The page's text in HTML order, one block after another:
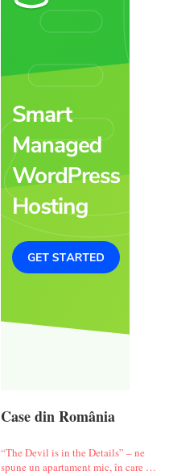
Case din România
“The Devil is in the Details” – ne
spune un apartament mic, în care te